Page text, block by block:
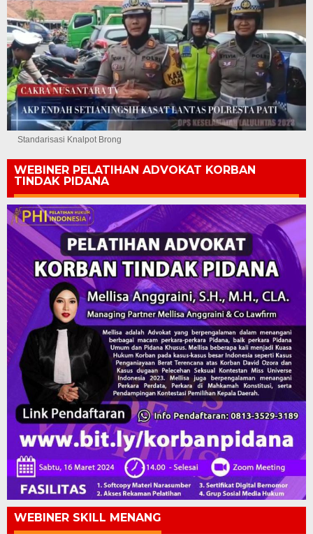
Standarisasi Knalpot Brong
WEBINER PELATIHAN ADVOKAT KORBAN
TINDAK PIDANA
WEBINER SKILL MENANG